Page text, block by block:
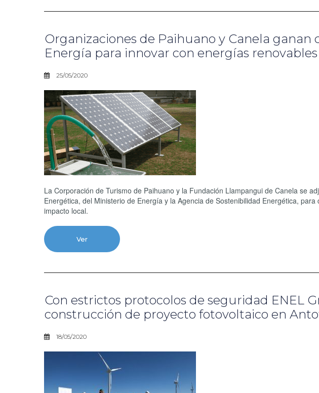
Organizaciones de Paihuano y Canela ganan
Energía para innovar con energías renovables
25/05/2020
La Corporación de Turismo de Paihuano y la Fundación Llampangui de Canela se
Energética, del Ministerio de Energía y la Agencia de Sostenibilidad Energética,
impacto local.
Ver
Con estrictos protocolos de seguridad ENEL
construcción de proyecto fotovoltaico en
18/05/2020